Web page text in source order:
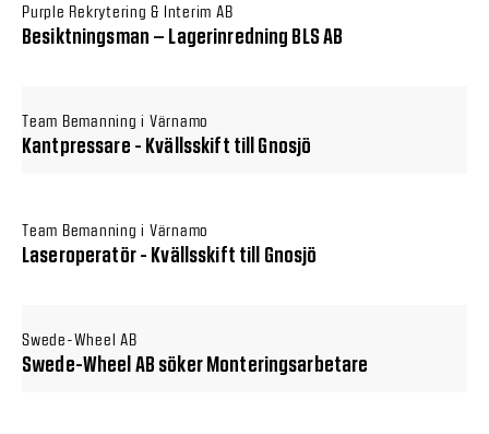
Purple Rekrytering & Interim AB
Besiktningsman – Lagerinredning BLS AB
Team Bemanning i Värnamo
Kantpressare - Kvällsskift till Gnosjö
Team Bemanning i Värnamo
Laseroperatör - Kvällsskift till Gnosjö
Swede-Wheel AB
Swede-Wheel AB söker Monteringsarbetare